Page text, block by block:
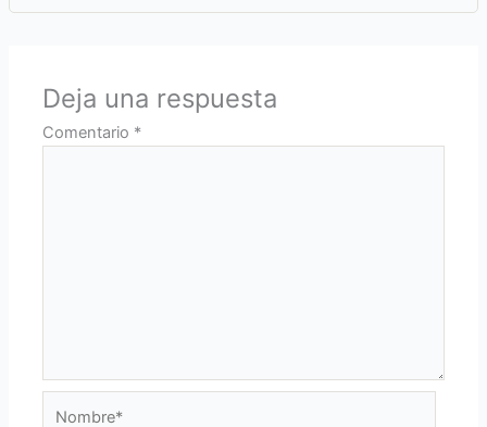
Deja una respuesta
Comentario *